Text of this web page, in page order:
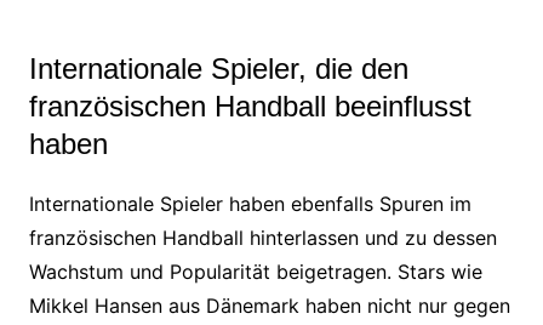
Internationale Spieler, die den
französischen Handball beeinflusst
haben
Internationale Spieler haben ebenfalls Spuren im
französischen Handball hinterlassen und zu dessen
Wachstum und Popularität beigetragen. Stars wie
Mikkel Hansen aus Dänemark haben nicht nur gegen